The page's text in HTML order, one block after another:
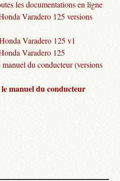
les documentations en ligne
Varadero 125 versions
Varadero 125 v1
Varadero 125
du conducteur (versions
manuel du conducteur